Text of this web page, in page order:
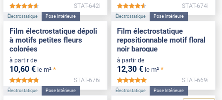
*****
STAT-642i
*****
STAT-674i
Électrostatique Pose Intérieure
Film électrostatique dépoli
à motifs petites fleurs
colorées
à partir de
10,60 € le m² *
*****
STAT-676i
Électrostatique Pose Intérieure
Film électrostatique
repositionnable motif floral
noir baroque
à partir de
12,30 € le m² *
STAT-669i
Électrostatique Pose Intérieure Électrostatique Pose Intérieure